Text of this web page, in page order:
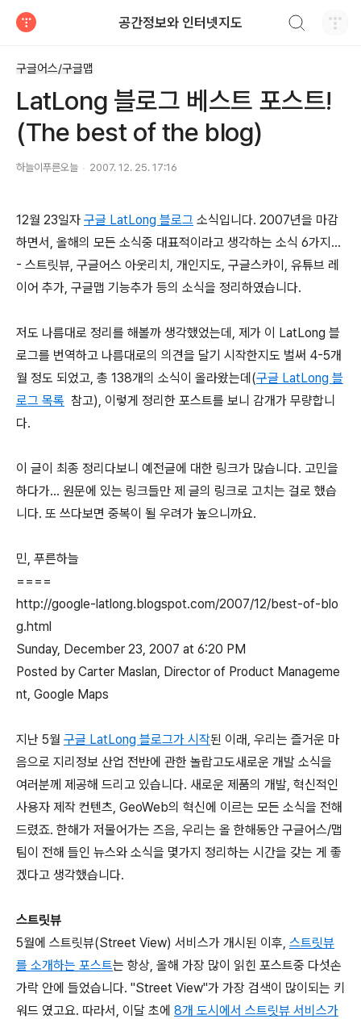
공간정보와 인터넷지도
구글어스/구글맵
LatLong 블로그 베스트 포스트!
(The best of the blog)
하늘이푸른오늘 2007. 12. 25. 17:16
12월 23일자 구글 LatLong 블로그 소식입니다. 2007년을 마감
하면서, 올해의 모든 소식중 대표적이라고 생각하는 소식 6가지...
- 스트릿뷰, 구글어스 아웃리치, 개인지도, 구글스카이, 유튜브 레
이어 추가, 구글맵 기능추가 등의 소식을 정리하였습니다.
저도 나름대로 정리를 해볼까 생각했었는데, 제가 이 LatLong 블
로그를 번역하고 나름대로의 의견을 달기 시작한지도 벌써 4-5개
월 정도 되었고, 총 138개의 소식이 올라왔는데(구글 LatLong 블
로그 목록 참고), 이렇게 정리한 포스트를 보니 감개가 무량합니
다.
이 글이 최종 정리다보니 예전글에 대한 링크가 많습니다. 고민을
하다가... 원문에 있는 링크들만 제 글의 링크로 고치는 걸로 했습
니다. 또 쓰다보면 중복이 될 우려가 높으니까요.
민, 푸른하늘
====
http://google-latlong.blogspot.com/2007/12/best-of-blo
g.html
Sunday, December 23, 2007 at 6:20 PM
Posted by Carter Maslan, Director of Product Manageme
nt, Google Maps
지난 5월 구글 LatLong 블로그가 시작된 이래, 우리는 즐거운 마
음으로 지리정보 산업 전반에 관한 놀랍고도새로운 개발 소식을
여러분께 제공해 드리고 있습니다. 새로운 제품의 개발, 혁신적인
사용자 제작 컨텐츠, GeoWeb의 혁신에 이르는 모든 소식을 전해
드렸죠. 한해가 저물어가는 즈음, 우리는 올 한해동안 구글어스/맵
팀이 전해 들인 뉴스와 소식을 몇가지 정리하는 시간을 갖는 게 좋
겠다고 생각했습니다.
스트릿뷰
5월에 스트릿뷰(Street View) 서비스가 개시된 이후, 스트릿뷰
를 소개하는 포스트는 항상, 올해 가장 많이 읽힌 포스트중 다섯손
가락 안에 들었습니다. "Street View"가 가장 검색이 많이되는 키
워드 였고요. 따라서, 이달 초에 8개 도시에서 스트릿뷰 서비스가